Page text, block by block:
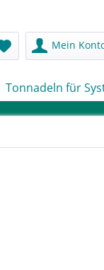
Mein
Tonnadeln für